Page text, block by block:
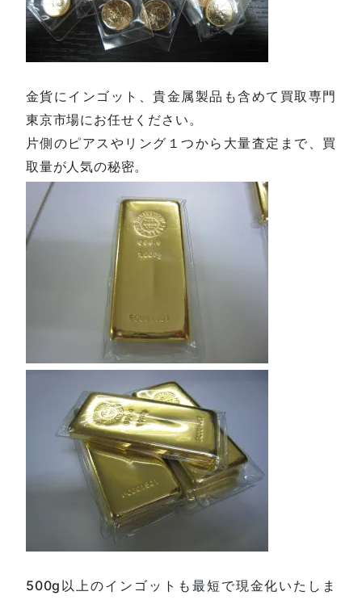
金貨にインゴット、貴金属製品も含めて買取専門
東京市場にお任せください。
片側のピアスやリング１つから大量査定まで、買
取量が人気の秘密。
500g以上のインゴットも最短で現金化いたしま